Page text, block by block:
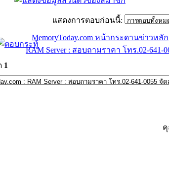
แสดงการตอบก่อนนี้:
MemoryToday.com หน้ากระดานข่าวหลัก
RAM Server : สอบถามราคา โทร.02-641-
1